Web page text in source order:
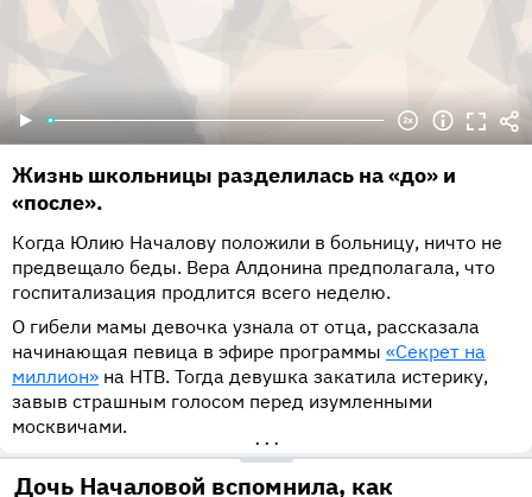
Жизнь школьницы разделилась на «до» и
«после».
Когда Юлию Началову положили в больницу, ничто не
предвещало беды. Вера Алдонина предполагала, что
госпитализация продлится всего неделю.
О гибели мамы девочка узнала от отца, рассказала
начинающая певица в эфире программы «Секрет на
миллион» на НТВ. Тогда девушка закатила истерику,
завыв страшным голосом перед изумленными
москвичами.
•••
Дочь Началовой вспомнила, как